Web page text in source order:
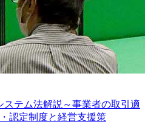
ステム法解説～事業者の取引適
認定制度と経営支援策